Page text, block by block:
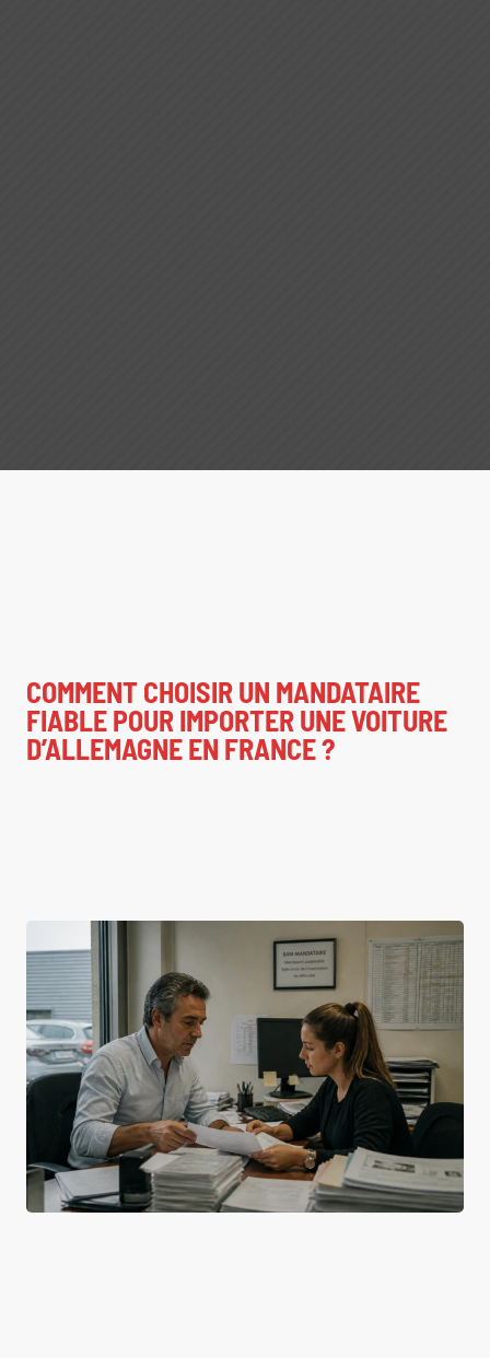
COMMENT CHOISIR UN MANDATAIRE
FIABLE POUR IMPORTER UNE VOITURE
D’ALLEMAGNE EN FRANCE ?